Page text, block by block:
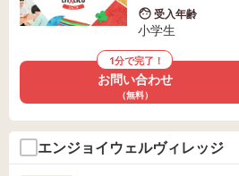
受入年齢
小学生
1分で完了！
お問い合わせ
（無料）
エンジョイウェルヴィレッジ